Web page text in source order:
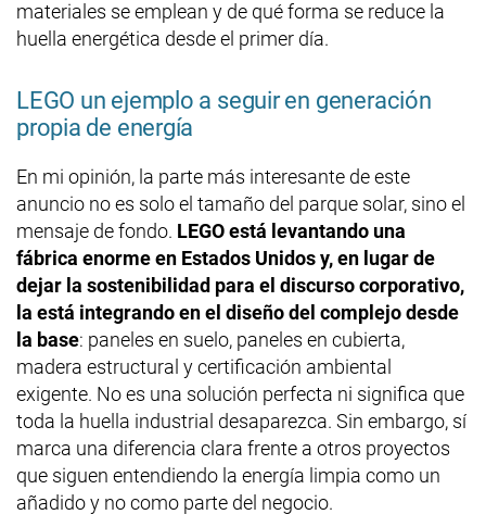
materiales se emplean y de qué forma se reduce la
huella energética desde el primer día.
LEGO un ejemplo a seguir en generación
propia de energía
En mi opinión, la parte más interesante de este
anuncio no es solo el tamaño del parque solar, sino el
mensaje de fondo. LEGO está levantando una
fábrica enorme en Estados Unidos y, en lugar de
dejar la sostenibilidad para el discurso corporativo,
la está integrando en el diseño del complejo desde
la base: paneles en suelo, paneles en cubierta,
madera estructural y certificación ambiental
exigente. No es una solución perfecta ni significa que
toda la huella industrial desaparezca. Sin embargo, sí
marca una diferencia clara frente a otros proyectos
que siguen entendiendo la energía limpia como un
añadido y no como parte del negocio.